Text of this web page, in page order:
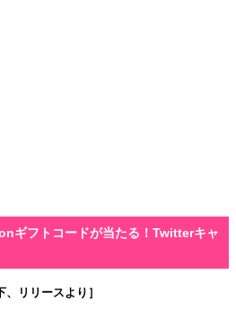
ギフトコードが当たる！Twitterキャ
、リリースより］